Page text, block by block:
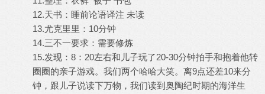
12.天书：睡前论语译注 未读
13.尤克里里：10分钟
14.三不一要求：需要修炼
15.发现：8：20左右和儿子玩了20-30分钟拍手和抱着他转
圈圈的亲子游戏。我们两个哈哈大笑。离9点还差10来分
钟，跟儿子说读下万物，我们读到奥陶纪时期的海洋生